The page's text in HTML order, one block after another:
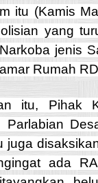
itu (Kamis
yang
jenis
Rumah
itu, Pihak
Parlabian
juga
ada